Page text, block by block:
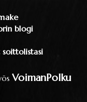
blogi
VoimanPolku